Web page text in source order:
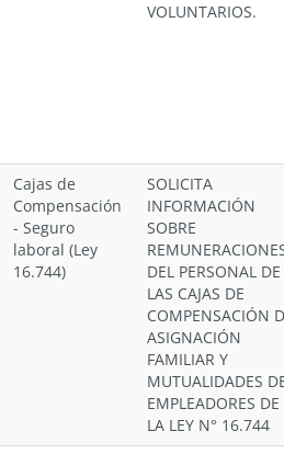
VOLUNTARIOS.
Cajas de
Compensación
- Seguro
laboral (Ley
16.744)
SOLICITA
INFORMACIÓN
SOBRE
DEL PERSONAL DE
LAS CAJAS DE
COMPENSACIÓN
ASIGNACIÓN
FAMILIAR Y
MUTUALIDADES
EMPLEADORES DE
LA LEY N° 16.744